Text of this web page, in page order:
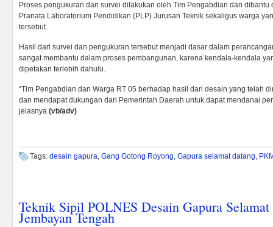
Proses pengukuran dan survei dilakukan oleh Tim Pengabdian dan
Pranata Laboratorium Pendidikan (PLP) Jurusan Teknik sekaligus warga
tersebut.
Hasil dari survei dan pengukuran tersebut menjadi dasar dalam
sangat membantu dalam proses pembangunan, karena kendala-kendala
dipetakan terlebih dahulu.
“Tim Pengabdian dan Warga RT 05 berhadap hasil dari desain yang telah
dan mendapat dukungan dari Pemerintah Daerah untuk dapat mendanai
jelasnya.(vb/adv)
Tags: desain gapura, Gang Gotong Royong, Gapura selamat datang,
Teknik Sipil POLNES Desain Gapura
Jembayan Tengah